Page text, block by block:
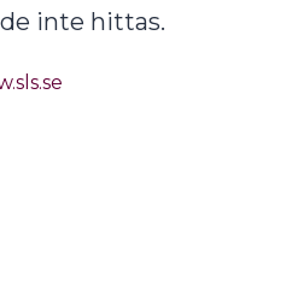
inte hittas.